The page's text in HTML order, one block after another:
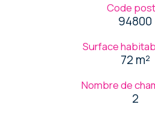
Code
94800
Surface
72 m²
Nombre de
2